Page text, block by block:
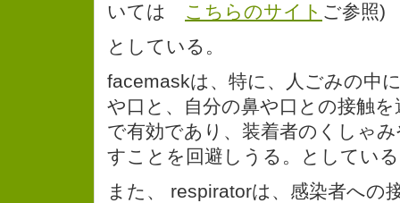
いては こちらのサイト ご参照)
としている。
facemaskは、特に、人ごみの中
や口と、自分の鼻や口との接触
で有効であり、装着者のくしゃ
すことを回避しうる。としてい
また、 respiratorは、感染者への